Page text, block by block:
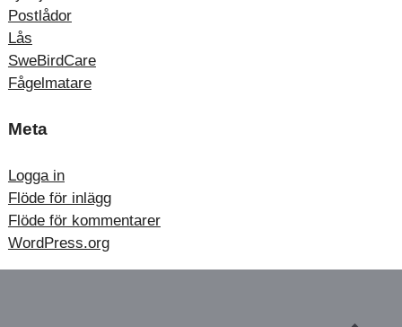
Postlådor
Lås
SweBirdCare
Fågelmatare
Meta
Logga in
Flöde för inlägg
Flöde för kommentarer
WordPress.org